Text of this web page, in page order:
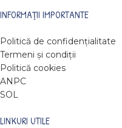
INFORMAȚII IMPORTANTE
Politică de confidențialitate
Termeni și condiții
Politică cookies
ANPC
SOL
LINKURI UTILE